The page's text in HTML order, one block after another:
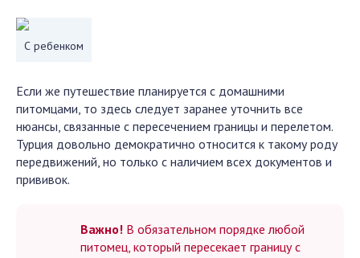
С ребенком
Если же путешествие планируется с домашними
питомцами, то здесь следует заранее уточнить все
нюансы, связанные с пересечением границы и перелетом.
Турция довольно демократично относится к такому роду
передвижений, но только с наличием всех документов и
прививок.
Важно! В обязательном порядке любой
питомец, который пересекает границу с